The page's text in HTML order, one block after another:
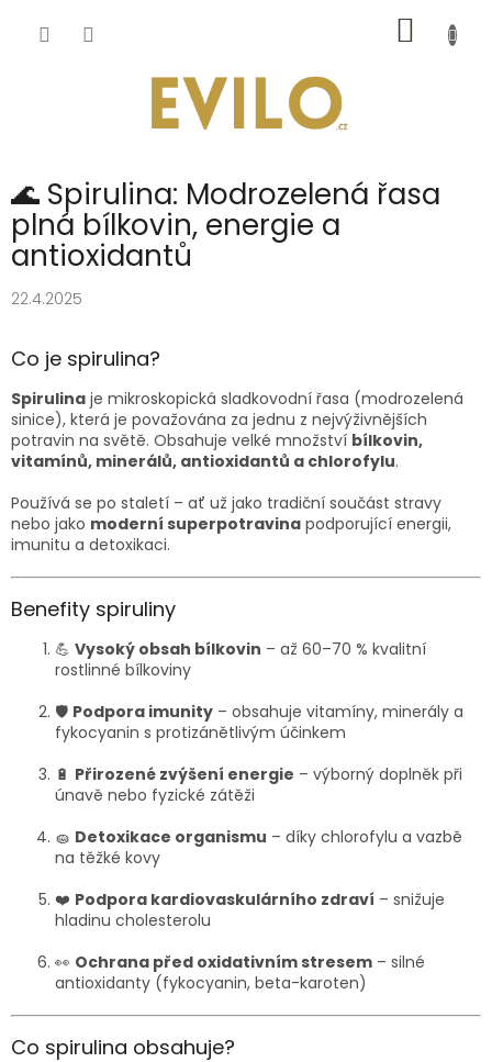
KOŠÍK
🌊 Spirulina: Modrozelená řasa
plná bílkovin, energie a
antioxidantů
22.4.2025
Co je spirulina?
Spirulina je mikroskopická sladkovodní řasa (modrozelená
sinice), která je považována za jednu z nejvýživnějších
potravin na světě. Obsahuje velké množství bílkovin,
vitamínů, minerálů, antioxidantů a chlorofylu.
Používá se po staletí – ať už jako tradiční součást stravy
nebo jako moderní superpotravina podporující energii,
imunitu a detoxikaci.
Benefity spiruliny
💪 Vysoký obsah bílkovin – až 60–70 % kvalitní
rostlinné bílkoviny
🛡️ Podpora imunity – obsahuje vitamíny, minerály a
fykocyanin s protizánětlivým účinkem
🔋 Přirozené zvýšení energie – výborný doplněk při
únavě nebo fyzické zátěži
🧽 Detoxikace organismu – díky chlorofylu a vazbě
na těžké kovy
❤️ Podpora kardiovaskulárního zdraví – snižuje
hladinu cholesterolu
👀 Ochrana před oxidativním stresem – silné
antioxidanty (fykocyanin, beta-karoten)
Co spirulina obsahuje?